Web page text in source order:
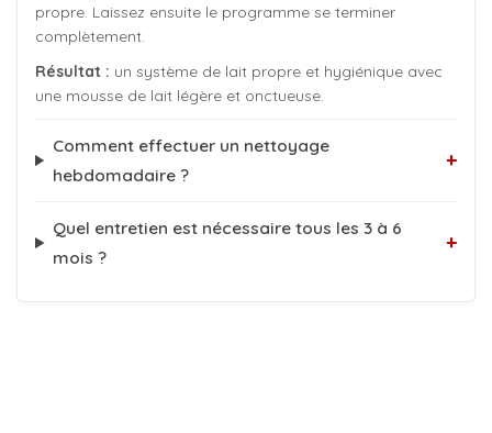
propre. Laissez ensuite le programme se terminer
complètement.
Résultat : un système de lait propre et hygiénique avec
une mousse de lait légère et onctueuse.
Comment effectuer un nettoyage
hebdomadaire ?
+
Quel entretien est nécessaire tous les 3 à 6
mois ?
+